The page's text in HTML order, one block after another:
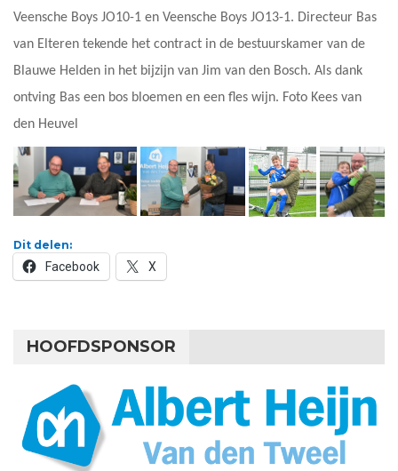
Veensche Boys JO10-1 en Veensche Boys JO13-1. Directeur Bas
van Elteren tekende het contract in de bestuurskamer van de
Blauwe Helden in het bijzijn van Jim van den Bosch. Als dank
ontving Bas een bos bloemen en een fles wijn. Foto Kees van
den Heuvel
Dit delen:
Facebook X
HOOFDSPONSOR